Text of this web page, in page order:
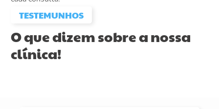
TESTEMUNHOS
O que dizem sobre a nossa
clínica!